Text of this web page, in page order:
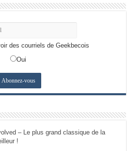
des courriels de Geekbecois
Oui
– Le plus grand classique de la
!